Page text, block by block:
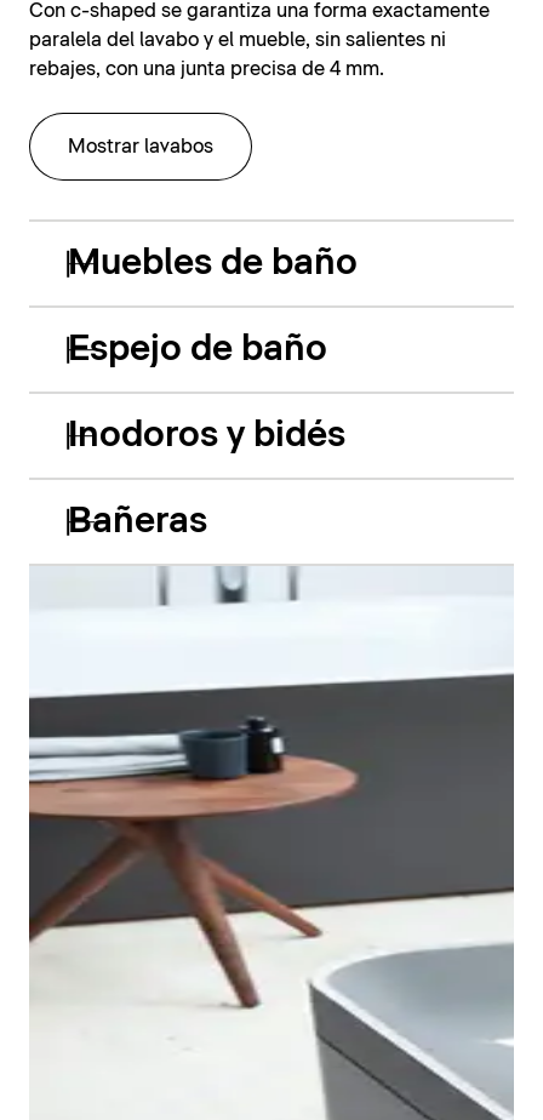
Con c-shaped se garantiza una forma exactamente
paralela del lavabo y el mueble, sin salientes ni
rebajes, con una junta precisa de 4 mm.
Mostrar lavabos
Muebles de baño
Espejo de baño
Inodoros y bidés
Bañeras